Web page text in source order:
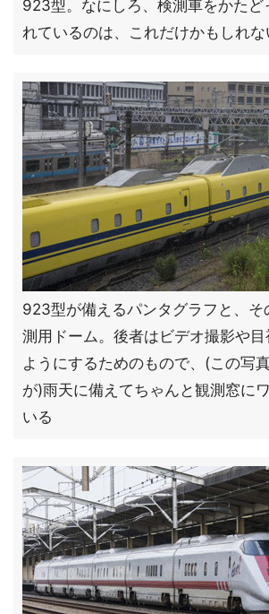
923型。なにしろ、検測車をかたど
れているのは、これだけかもしれな
923型が備えるパンタグラフと、そ
測用ドーム。後者はビデオ撮影や
ようにするためのもので、(この写
が)雨天に備えてちゃんと観測窓に
いる